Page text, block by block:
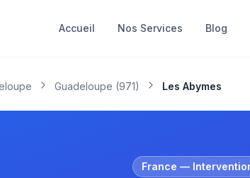
Accueil Nos Services Blog
Guadeloupe (971) Les Abymes
France —